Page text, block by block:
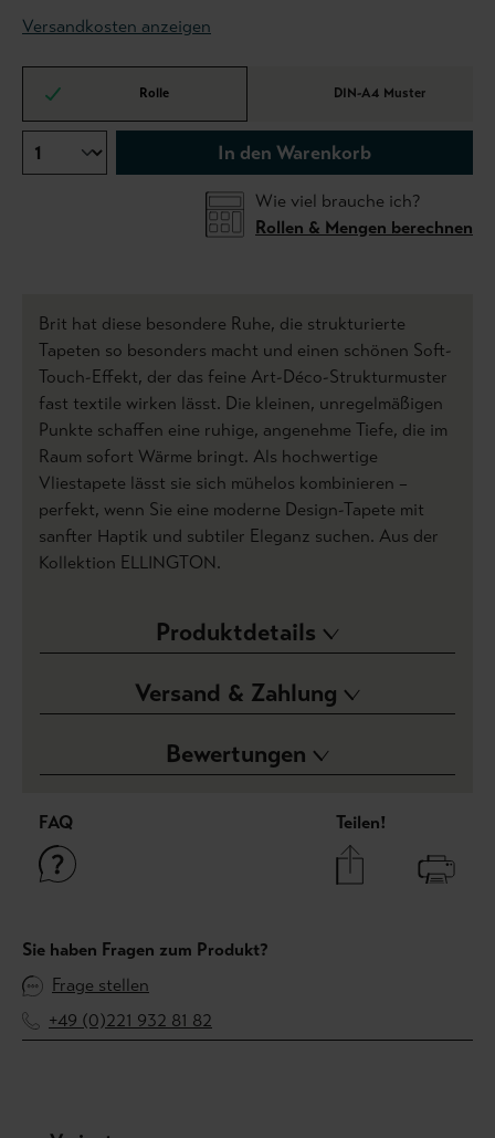
Versandkosten anzeigen
Rolle DIN-A4 Muster
In den Warenkorb
Wie viel brauche ich?
Rollen & Mengen berechnen
Brit hat diese besondere Ruhe, die strukturierte
Tapeten so besonders macht und einen schönen Soft-
Touch-Effekt, der das feine Art-Déco-Strukturmuster
fast textile wirken lässt. Die kleinen, unregelmäßigen
Punkte schaffen eine ruhige, angenehme Tiefe, die im
Raum sofort Wärme bringt. Als hochwertige
Vliestapete lässt sie sich mühelos kombinieren –
perfekt, wenn Sie eine moderne Design-Tapete mit
sanfter Haptik und subtiler Eleganz suchen. Aus der
Kollektion ELLINGTON.
Produktdetails
Versand & Zahlung
Bewertungen
FAQ Teilen!
Sie haben Fragen zum Produkt?
Frage stellen
+49 (0)221 932 81 82